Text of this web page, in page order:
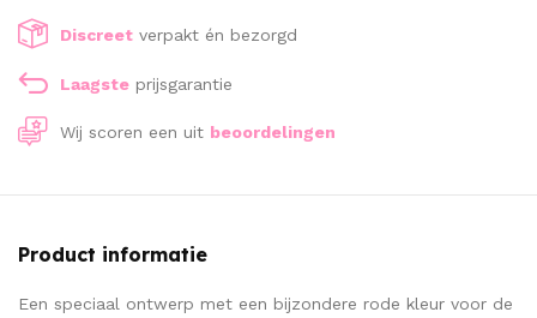
Discreet verpakt én bezorgd
Laagste prijsgarantie
Wij scoren een uit beoordelingen
Product informatie
Een speciaal ontwerp met een bijzondere rode kleur voor de